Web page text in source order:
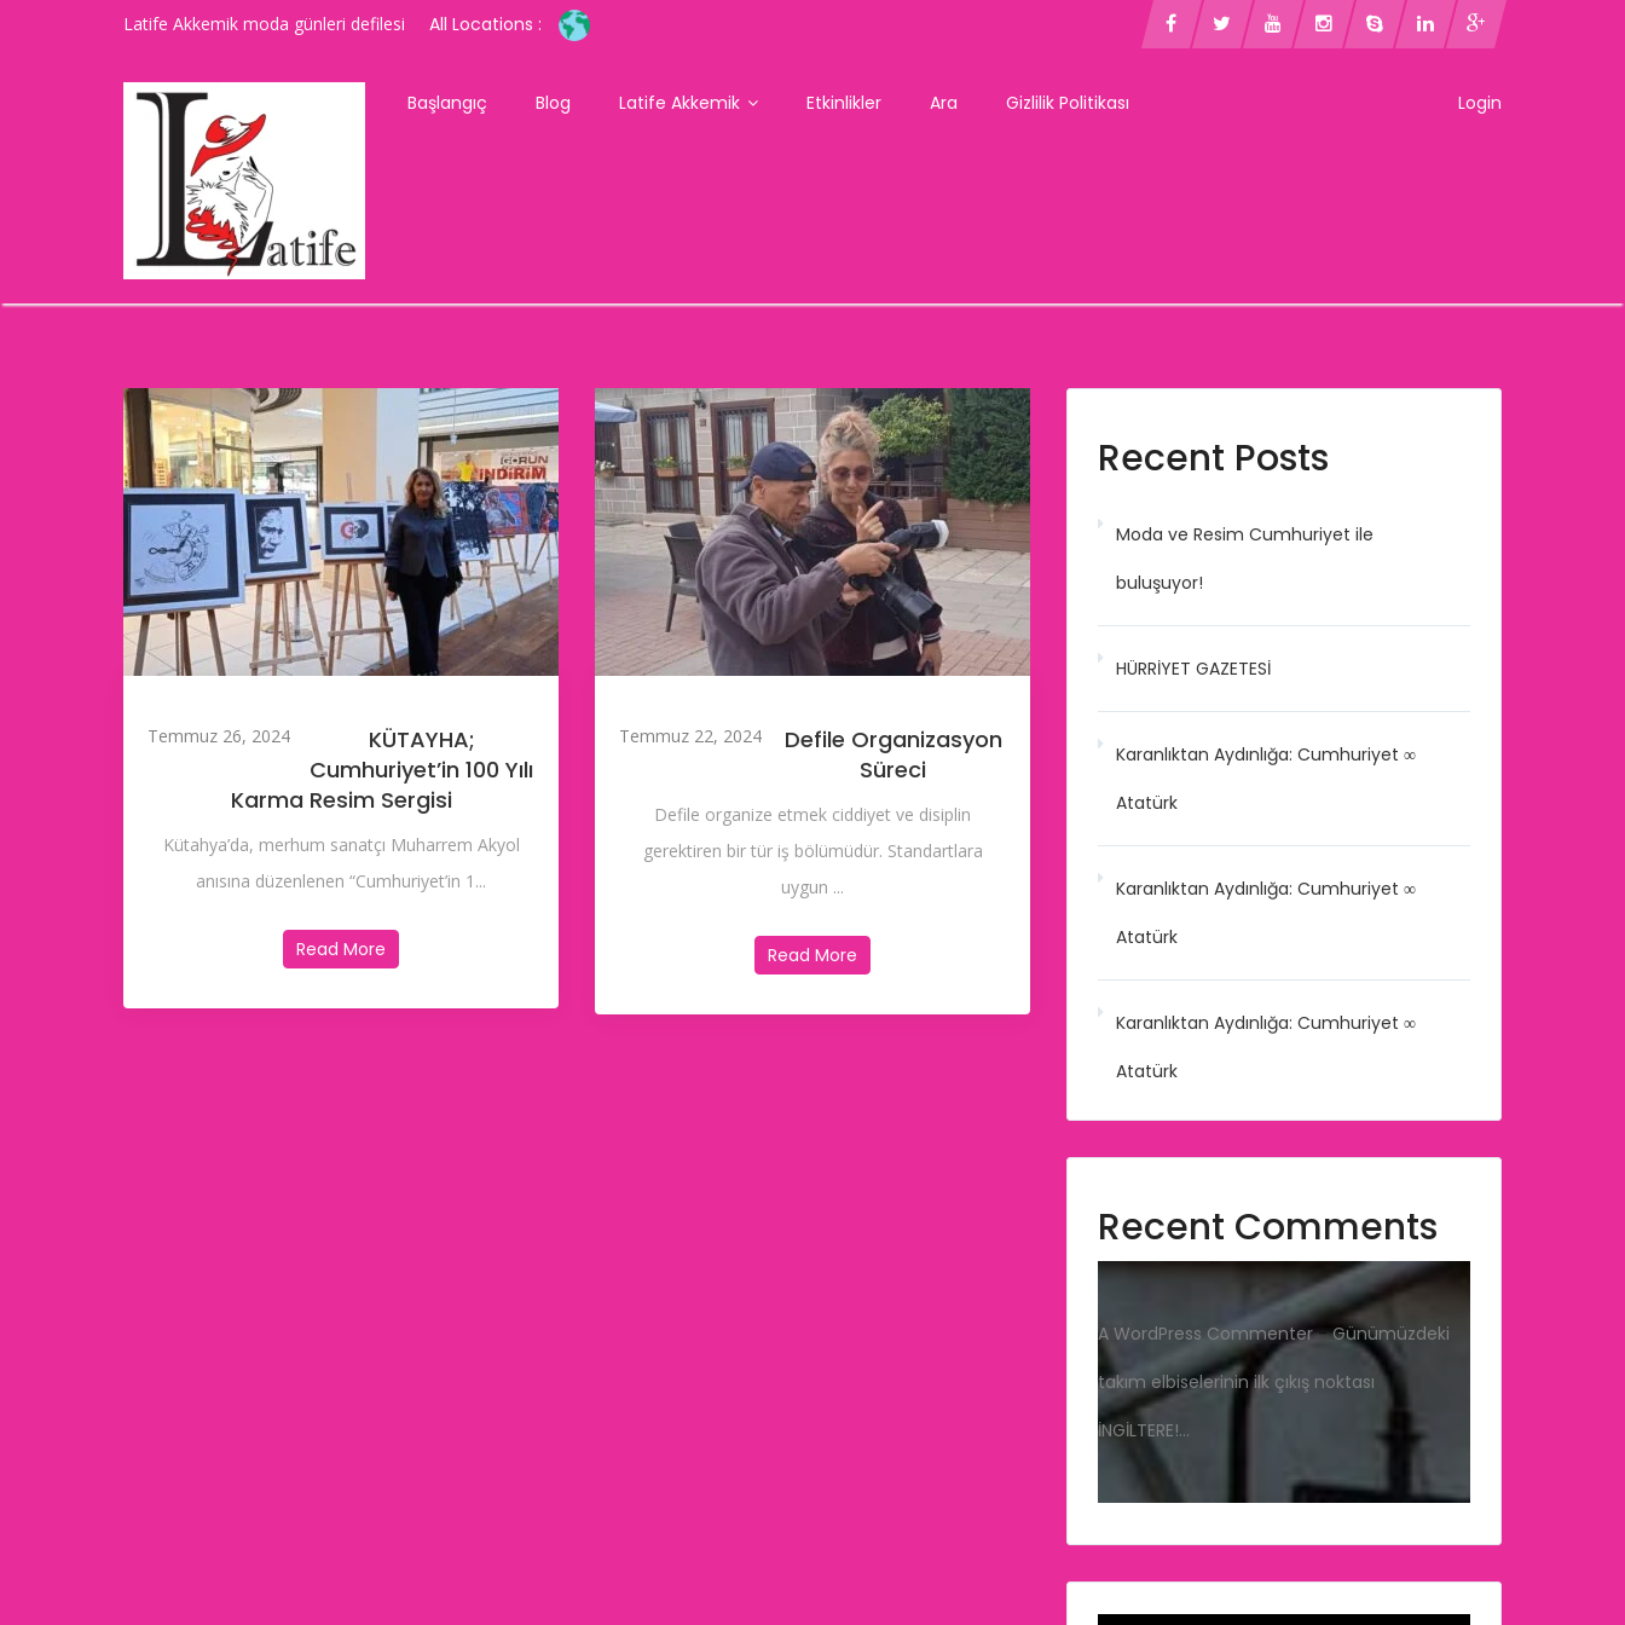
Latife Akkemik moda günleri defilesi All Locations :
Login
Başlangıç Blog Latife Akkemik Etkinlikler Ara Gizlilik Politikası
Temmuz 26, 2024
KÜTAYHA;
Cumhuriyet’in 100 Yılı
Karma Resim Sergisi
Kütahya’da, merhum sanatçı Muharrem Akyol
anısına düzenlenen “Cumhuriyet’in 1...
Read More
Temmuz 22, 2024
Defile Organizasyon
Süreci
Defile organize etmek ciddiyet ve disiplin
gerektiren bir tür iş bölümüdür. Standartlara
uygun ...
Read More
Recent Posts
Moda ve Resim Cumhuriyet ile
buluşuyor!
HÜRRİYET GAZETESİ
Karanlıktan Aydınlığa: Cumhuriyet ∞
Atatürk
Karanlıktan Aydınlığa: Cumhuriyet ∞
Atatürk
Karanlıktan Aydınlığa: Cumhuriyet ∞
Atatürk
Recent Comments
A WordPress Commenter-Günümüzdeki
takım elbiselerinin ilk çıkış noktası
İNGİLTERE!…